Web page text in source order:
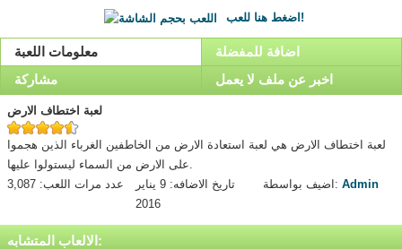
اضغط هنا للعب!
معلومات اللعبة
اضافة للمفضلة
مشاركة
اخبر عن ملف لا يعمل
لعبة اختطاف الارض
لعبة اختطاف الارض هي لعبة استعادة الارض من الخاطفين الغرباء الذين هجموا
على الارض من السماء ليستولوا عليها.
عدد مرات اللعب: 3,087
تاريخ الاضافه: 9 يناير
2016
اضيف بواسطة:Admin
الالعاب المتشابه: